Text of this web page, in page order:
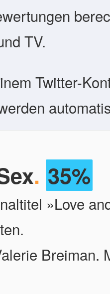
TV.
Twitter-
. 35%
»Love
Breiman.